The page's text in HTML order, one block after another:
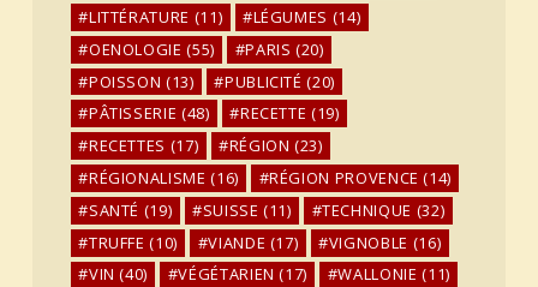
LITTÉRATURE (11) LÉGUMES (14)
OENOLOGIE (55) PARIS (20)
POISSON (13) PUBLICITÉ (20)
PÂTISSERIE (48) RECETTE (19)
RECETTES (17) RÉGION (23)
RÉGIONALISME (16) RÉGION PROVENCE (14)
SANTÉ (19) SUISSE (11) TECHNIQUE (32)
TRUFFE (10) VIANDE (17) VIGNOBLE (16)
VIN (40) VÉGÉTARIEN (17) WALLONIE (11)